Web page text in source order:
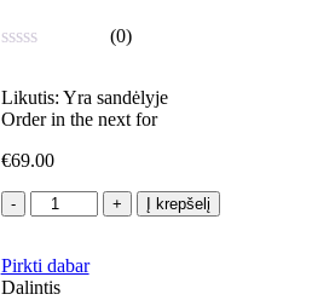
iš
5
(0)
Likutis: Yra sandėlyje
Order in the next for
€69.00
produkto
kiekis:
vilnos
pledas.
Į krepšelį
Pirkti dabar
Dalintis